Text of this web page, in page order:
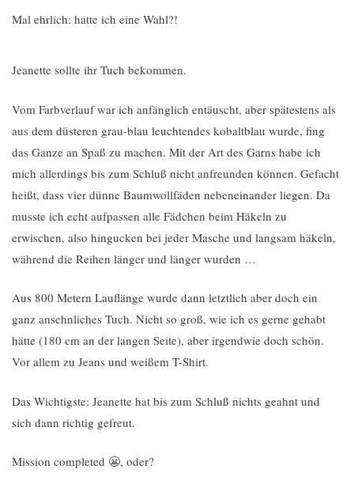
Mal ehrlich: hatte ich eine Wahl?!
Jeanette sollte ihr Tuch bekommen.
Vom Farbverlauf war ich anfänglich entäuscht, aber spätestens als
aus dem düsteren grau-blau leuchtendes kobaltblau wurde, fing
das Ganze an Spaß zu machen. Mit der Art des Garns habe ich
mich allerdings bis zum Schluß nicht anfreunden können. Gefacht
heißt, dass vier dünne Baumwollfäden nebeneinander liegen. Da
musste ich echt aufpassen alle Fädchen beim Häkeln zu
erwischen, also hingucken bei jeder Masche und langsam häkeln,
während die Reihen länger und länger wurden …
Aus 800 Metern Lauflänge wurde dann letztlich aber doch ein
ganz ansehnliches Tuch. Nicht so groß, wie ich es gerne gehabt
hätte (180 cm an der langen Seite), aber irgendwie doch schön.
Vor allem zu Jeans und weißem T-Shirt.
Das Wichtigste: Jeanette hat bis zum Schluß nichts geahnt und
sich dann richtig gefreut.
Mission completed 😬, oder?